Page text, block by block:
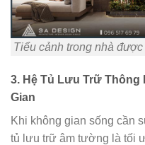
Tiểu cảnh trong nhà
3. Hệ Tủ Lưu Trữ Thông
Gian
Khi không gian sống cần
tủ lưu trữ âm tường là tối